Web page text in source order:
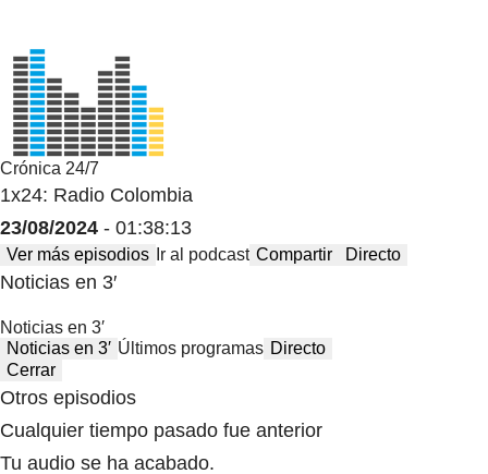
Crónica 24/7
1x24: Radio Colombia
23/08/2024 - 01:38:13
Ver más episodios Ir al podcast Compartir Directo
Noticias en 3′
Noticias en 3′
Noticias en 3′ Últimos programas Directo
Cerrar
Otros episodios
Cualquier tiempo pasado fue anterior
Tu audio se ha acabado.